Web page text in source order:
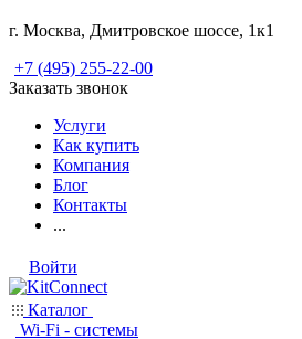
г. Москва, Дмитровское шоссе, 1к1
+7 (495) 255-22-00
Заказать звонок
Услуги
Как купить
Компания
Блог
Контакты
...
Войти
Каталог
Wi-Fi - системы